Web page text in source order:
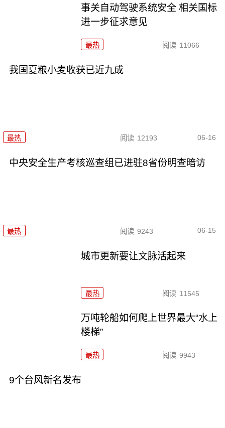
事关自动驾驶系统安全 相关国标
进一步征求意见
最热 阅读 11066
我国夏粮小麦收获已近九成
最热 阅读 12193 06-16
中央安全生产考核巡查组已进驻8省份明查暗访
最热 阅读 9243 06-15
城市更新要让文脉活起来
最热 阅读 11545
万吨轮船如何爬上世界最大“水上
楼梯”
最热 阅读 9943
9个台风新名发布